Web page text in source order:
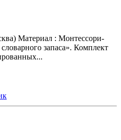
Материал : Монтессори-
запаса». Комплект